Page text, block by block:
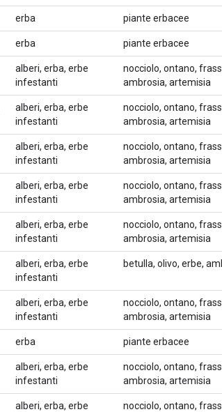
erba piante erbacee
erba piante erbacee
alberi, erba, erbe
infestanti
nocciolo, ontano,
ambrosia, artemisia
alberi, erba, erbe
infestanti
nocciolo, ontano,
ambrosia, artemisia
alberi, erba, erbe
infestanti
nocciolo, ontano,
ambrosia, artemisia
alberi, erba, erbe
infestanti
nocciolo, ontano,
ambrosia, artemisia
alberi, erba, erbe
infestanti
nocciolo, ontano,
ambrosia, artemisia
alberi, erba, erbe
infestanti
betulla, olivo, erbe,
alberi, erba, erbe
infestanti
nocciolo, ontano,
ambrosia, artemisia
erba piante erbacee
alberi, erba, erbe
infestanti
nocciolo, ontano,
ambrosia, artemisia
alberi, erba, erbe
nocciolo, ontano,